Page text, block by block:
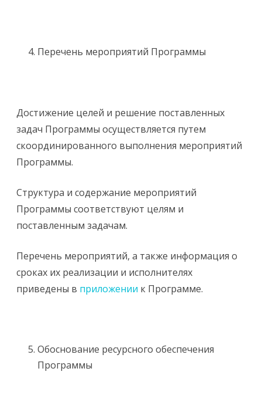
Перечень мероприятий Программы
Достижение целей и решение поставленных
задач Программы осуществляется путем
скоординированного выполнения мероприятий
Программы.
Структура и содержание мероприятий
Программы соответствуют целям и
поставленным задачам.
Перечень мероприятий, а также информация о
сроках их реализации и исполнителях
приведены в приложении к Программе.
Обоснование ресурсного обеспечения
Программы